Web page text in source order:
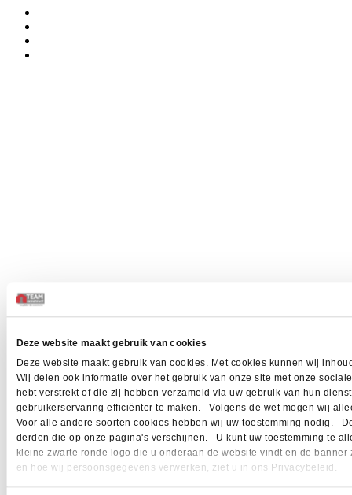
Deze website maakt gebruik van cookies
Deze website maakt gebruik van cookies. Met cookies kunnen wij
Wij delen ook informatie over het gebruik van onze site met onze
hebt verstrekt of die zij hebben verzameld via uw gebruik van hun
gebruikerservaring efficiënter te maken. Volgens de wet mogen wij
Voor alle andere soorten cookies hebben wij uw toestemming nodig.
derden die op onze pagina's verschijnen. U kunt uw toestemming te
kleine zwarte ronde logo die u onderaan de website vindt en de
en hoe wij persoonsgegevens verwerken, ziet u in ons Privacybeleid.